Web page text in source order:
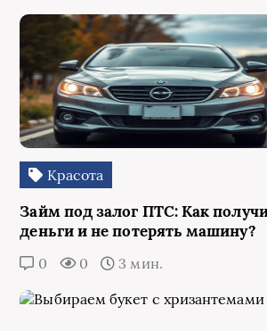
Красота
Займ под залог ПТС: Как
деньги и не потерять машину?
0 0 3 мин.